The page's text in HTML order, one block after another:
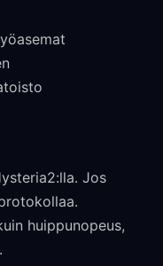
Jos
huippunopeus,